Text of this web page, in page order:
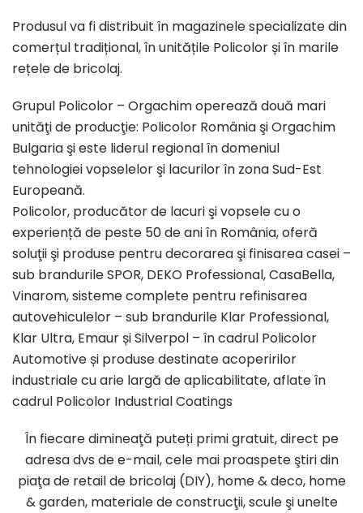
Produsul va fi distribuit în magazinele specializate din
comerțul tradițional, în unitățile Policolor și în marile
rețele de bricolaj.
Grupul Policolor – Orgachim operează două mari
unităţi de producţie: Policolor România şi Orgachim
Bulgaria şi este liderul regional în domeniul
tehnologiei vopselelor şi lacurilor în zona Sud-Est
Europeană.
Policolor, producător de lacuri şi vopsele cu o
experiență de peste 50 de ani în România, oferă
soluţii şi produse pentru decorarea şi finisarea casei –
sub brandurile SPOR, DEKO Professional, CasaBella,
Vinarom, sisteme complete pentru refinisarea
autovehiculelor – sub brandurile Klar Professional,
Klar Ultra, Emaur și Silverpol – în cadrul Policolor
Automotive și produse destinate acoperirilor
industriale cu arie largă de aplicabilitate, aflate în
cadrul Policolor Industrial Coatings
În fiecare dimineaţă puteți primi gratuit, direct pe
adresa dvs de e-mail, cele mai proaspete ştiri din
piaţa de retail de bricolaj (DIY), home & deco, home
& garden, materiale de construcţii, scule şi unelte